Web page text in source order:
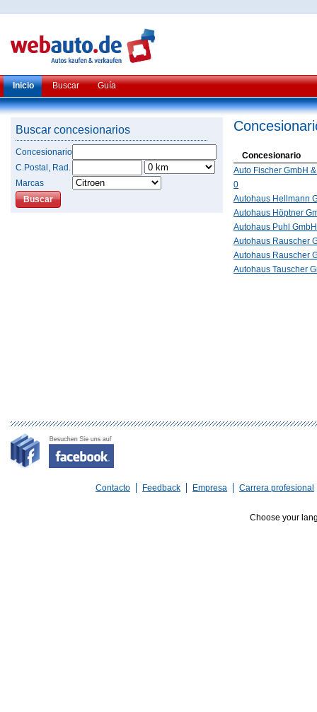
Inicio Buscar Guía
Buscar concesionarios
Concesionario
C.Postal, Rad.
Marcas
Concesionario
Auto Fischer GmbH
0
Autohaus Hellmann
Autohaus Höptner
Autohaus Puhl
Autohaus Rauscher
Autohaus Rauscher
Autohaus Tauscher
Contacto Feedback Empresa Carrera profesional
Choose your